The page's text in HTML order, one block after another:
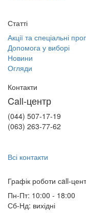
Статті
Акції та спеціальні
Допомога у виборі
Новини
Огляди
Контакти
Call-центр
(044) 507-17-19
(063) 263-77-62
Всі контакти
Графік роботи сall-
Пн-Пт: 10:00 - 18:00
Сб-Нд: вихідні